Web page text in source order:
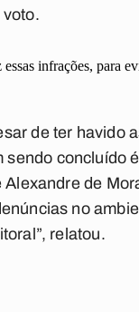
infrações, para
de ter havido
concluído
de
no
relatou.